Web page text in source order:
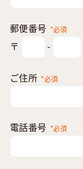
郵便番号 *必須
〒 -
ご住所 *必須
電話番号 *必須